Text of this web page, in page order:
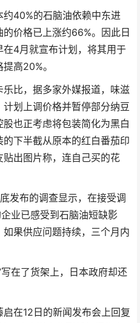
40%的石脑油依赖中东进
价格已上涨约66%。因此日
4月就宣布计划，将其用于
高20%。
比，据多家外媒报道，味滋
划上调价格并暂停部分纳豆
也正考虑将包装简化为黑白
下半截从原本的红白番茄印
出图片称，连自己买的花
布的调查显示，在接受调
业已感受到石脑油短缺影
果供应问题持续，三个月内
在了货架上，日本政府却还
在12日的新闻发布会上回复